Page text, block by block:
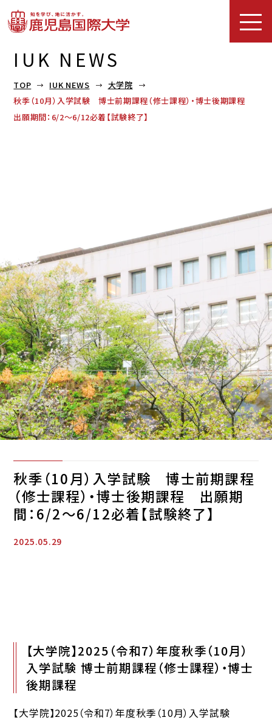
IUK NEWS
TOP IUK NEWS
大学院
秋季（10月）入学試験 博士前期課程（修士課程）・博士後期課程
出願期間：6/2～6/12必着【試験終了】
秋季（10月）入学試験 博士前期課程
（修士課程）・博士後期課程 出願期
間：6/2～6/12必着【試験終了】
2025.05.29
【大学院】2025（令和7）年度秋季（10月）
入学試験 博士前期課程（修士課程）・博士
後期課程
【大学院】2025（令和7）年度秋季（10月）入学試験